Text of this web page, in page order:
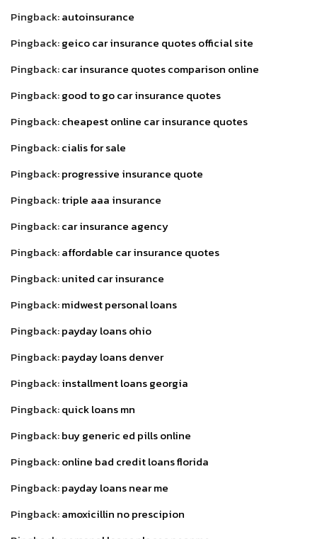
Pingback:autoinsurance
Pingback:geico car insurance quotes official site
Pingback:car insurance quotes comparison online
Pingback:good to go car insurance quotes
Pingback:cheapest online car insurance quotes
Pingback:cialis for sale
Pingback:progressive insurance quote
Pingback:triple aaa insurance
Pingback:car insurance agency
Pingback:affordable car insurance quotes
Pingback:united car insurance
Pingback:midwest personal loans
Pingback:payday loans ohio
Pingback:payday loans denver
Pingback:installment loans georgia
Pingback:quick loans mn
Pingback:buy generic ed pills online
Pingback:online bad credit loans florida
Pingback:payday loans near me
Pingback:amoxicillin no prescipion